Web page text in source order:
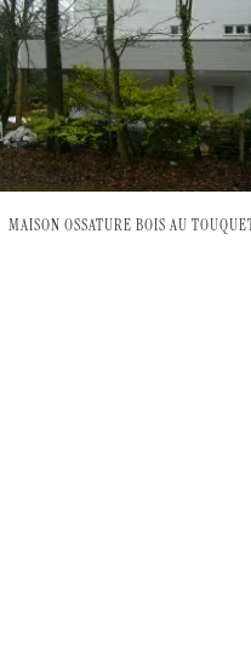
MAISON OSSATURE BOIS AU